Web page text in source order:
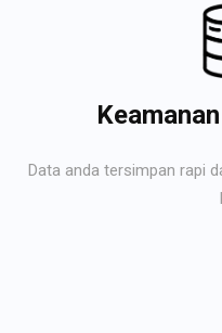
Data anda tersimpan rapi